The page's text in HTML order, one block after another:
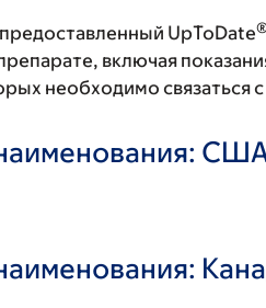
UpToDate
включая
необходимо связаться